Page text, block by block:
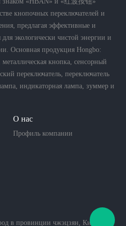
кнопочных переключателей и
предлагая эффективные и
экологически чистой энергии и
Основная продукция Hongbo:
кнопка, сенсорный
переключатель, переключатель
индикаторная лампа, зуммер и
О нас
Профиль компании
в провинции чжэцзян, Китай